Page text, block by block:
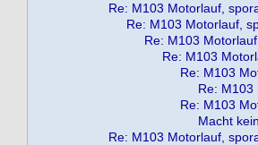
Re: M103 Motorlauf,
Re: M103 Motorlauf,
Re: M103
Re: M103
Re: M103
Re: M103
Re: M103
Macht
Re: M103 Motorlauf,